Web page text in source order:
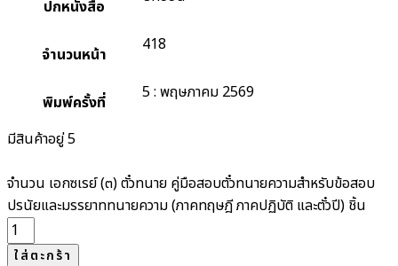
ปกหนังสือ
จำนวนหน้า 418
พิมพ์ครั้งที่ 5 : พฤษภาคม 2569
มีสินค้าอยู่ 5
จำนวน เอกซเรย์ (๓) ตั๋วทนาย คู่มือสอบตั๋วทนายความสำหรับข้อสอบ
ปรนัยและมรรยาททนายความ (ภาคทฤษฎี ภาคปฏิบัติ และตั๋วปี) ชิ้น
ใส่ตะกร้า